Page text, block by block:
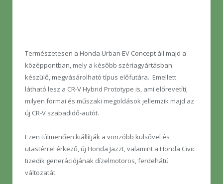
Természetesen a Honda Urban EV Concept áll majd a
középpontban, mely a később szériagyártásban
készülő, megvásárolható típus előfutára. Emellett
látható lesz a CR-V Hybrid Prototype is, ami előrevetíti,
milyen formai és műszaki megoldások jellemzik majd az
új CR-V szabadidő-autót.
Ezen túlmenően kiállítják a vonzóbb külsővel és
utastérrel érkező, új Honda Jazzt, valamint a Honda Civic
tizedik generációjának dízelmotoros, ferdehátú
változatát.